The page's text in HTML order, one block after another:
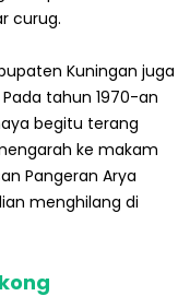
curug.
Kuningan juga
tahun 1970-an
begitu terang
ke makam
Pangeran Arya
menghilang di